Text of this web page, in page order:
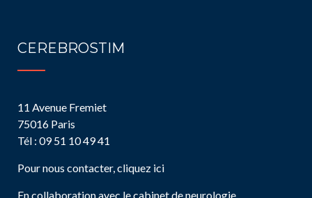
CEREBROSTIM
11 Avenue Fremiet
75016 Paris
Tél : 09 51 10 49 41
Pour nous contacter, cliquez ici
En collaboration avec le cabinet de neurologie